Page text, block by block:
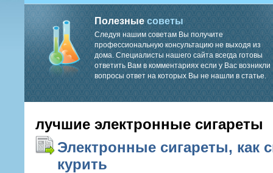
Полезныесоветы
Следуя нашим советам Вы получите
профессиональную консультацию не выходя из
дома. Специалисты нашего сайта всегда готовы
ответить Вам в комментариях если у Вас возникли
вопросы ответ на которых Вы не нашли в статье.
лучшие электронные сигареты
Электронные сигареты, как
курить